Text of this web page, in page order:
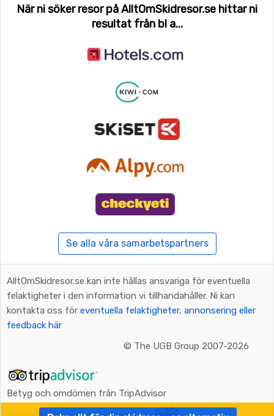
När ni söker resor på AlltOmSkidresor.se hittar ni
resultat från bl a...
Se alla våra samarbetspartners
AlltOmSkidresor.se kan inte hållas ansvariga för eventuella
felaktigheter i den information vi tillhandahåller. Ni kan
kontakta oss för eventuella felaktigheter, annonsering eller
feedback här
© The UGB Group 2007-2026
Betyg och omdömen från TripAdvisor